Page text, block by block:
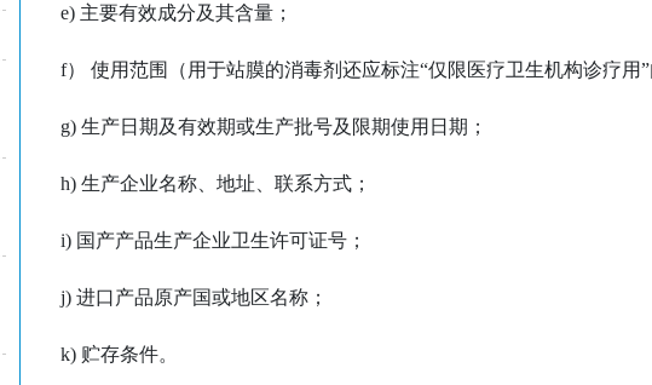
e) 主要有效成分及其含量；
f） 使用范围（用于站膜的消毒剂还应标注“仅限医疗卫生机构诊疗用
g) 生产日期及有效期或生产批号及限期使用日期；
h) 生产企业名称、地址、联系方式；
i) 国产产品生产企业卫生许可证号；
j) 进口产品原产国或地区名称；
k) 贮存条件。